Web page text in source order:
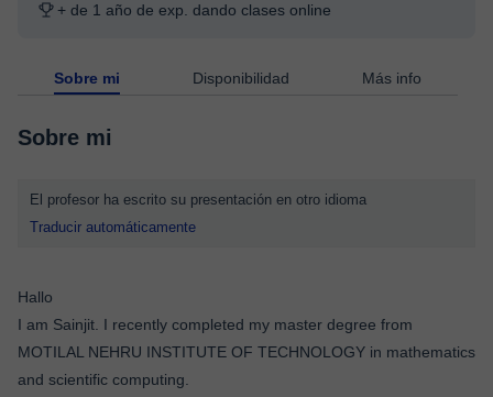
+ de 1 año de exp. dando clases online
Sobre mi Disponibilidad Más info
Sobre mi
El profesor ha escrito su presentación en otro idioma
Traducir automáticamente
Hallo
I am Sainjit. I recently completed my master degree from
MOTILAL NEHRU INSTITUTE OF TECHNOLOGY in mathematics
and scientific computing.